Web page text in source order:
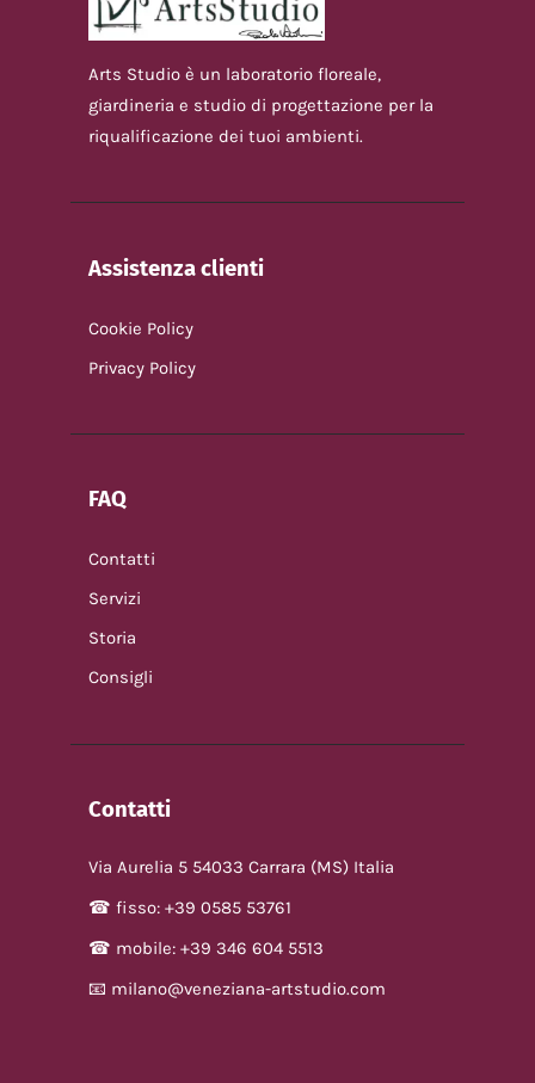
Arts Studio è un laboratorio floreale,
giardineria e studio di progettazione per la
riqualificazione dei tuoi ambienti.
Assistenza clienti
Cookie Policy
Privacy Policy
FAQ
Contatti
Servizi
Storia
Consigli
Contatti
Via Aurelia 5 54033 Carrara (MS) Italia
☎ fisso: +39 0585 53761
☎ mobile: +39 346 604 5513
📧 milano@veneziana-artstudio.com